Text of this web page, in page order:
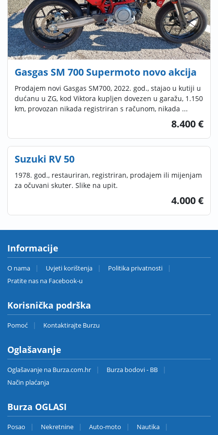
Gasgas SM 700 Supermoto novo akcija
Prodajem novi Gasgas SM700, 2022. god., stajao u kutiji u
dućanu u ZG, kod Viktora kupljen dovezen u garažu, 1.150
km, provozan nikada registriran s računom, nikada ...
8.400 €
Suzuki RV 50
1978. god., restauriran, registriran, prodajem ili mijenjam
za očuvani skuter. Slike na upit.
4.000 €
Informacije
O nama Uvjeti korištenja
Politika privatnosti
Pratite nas na Facebook-u
Korisnička podrška
Pomoć Kontaktirajte Burzu
Oglašavanje
Oglašavanje na Burza.com.hr
Burza bodovi - BB
Način plaćanja
Burza OGLASI
Posao Nekretnine Auto-moto Nautika